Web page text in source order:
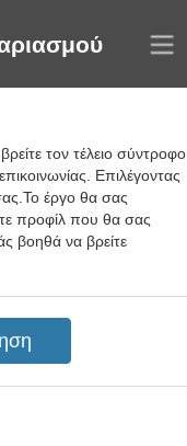
τον τέλειο σύντροφο
Επιλέγοντας
έργο θα σας
προφίλ που θα σας
βοηθά να βρείτε